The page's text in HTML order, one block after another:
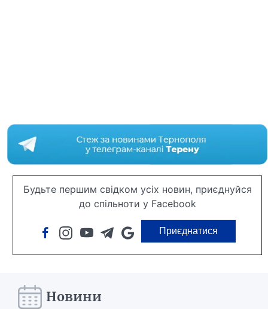
Будьте першим свідком усіх новин, приєднуйся
до спільноти у Facebook
Приєднатися
Новини